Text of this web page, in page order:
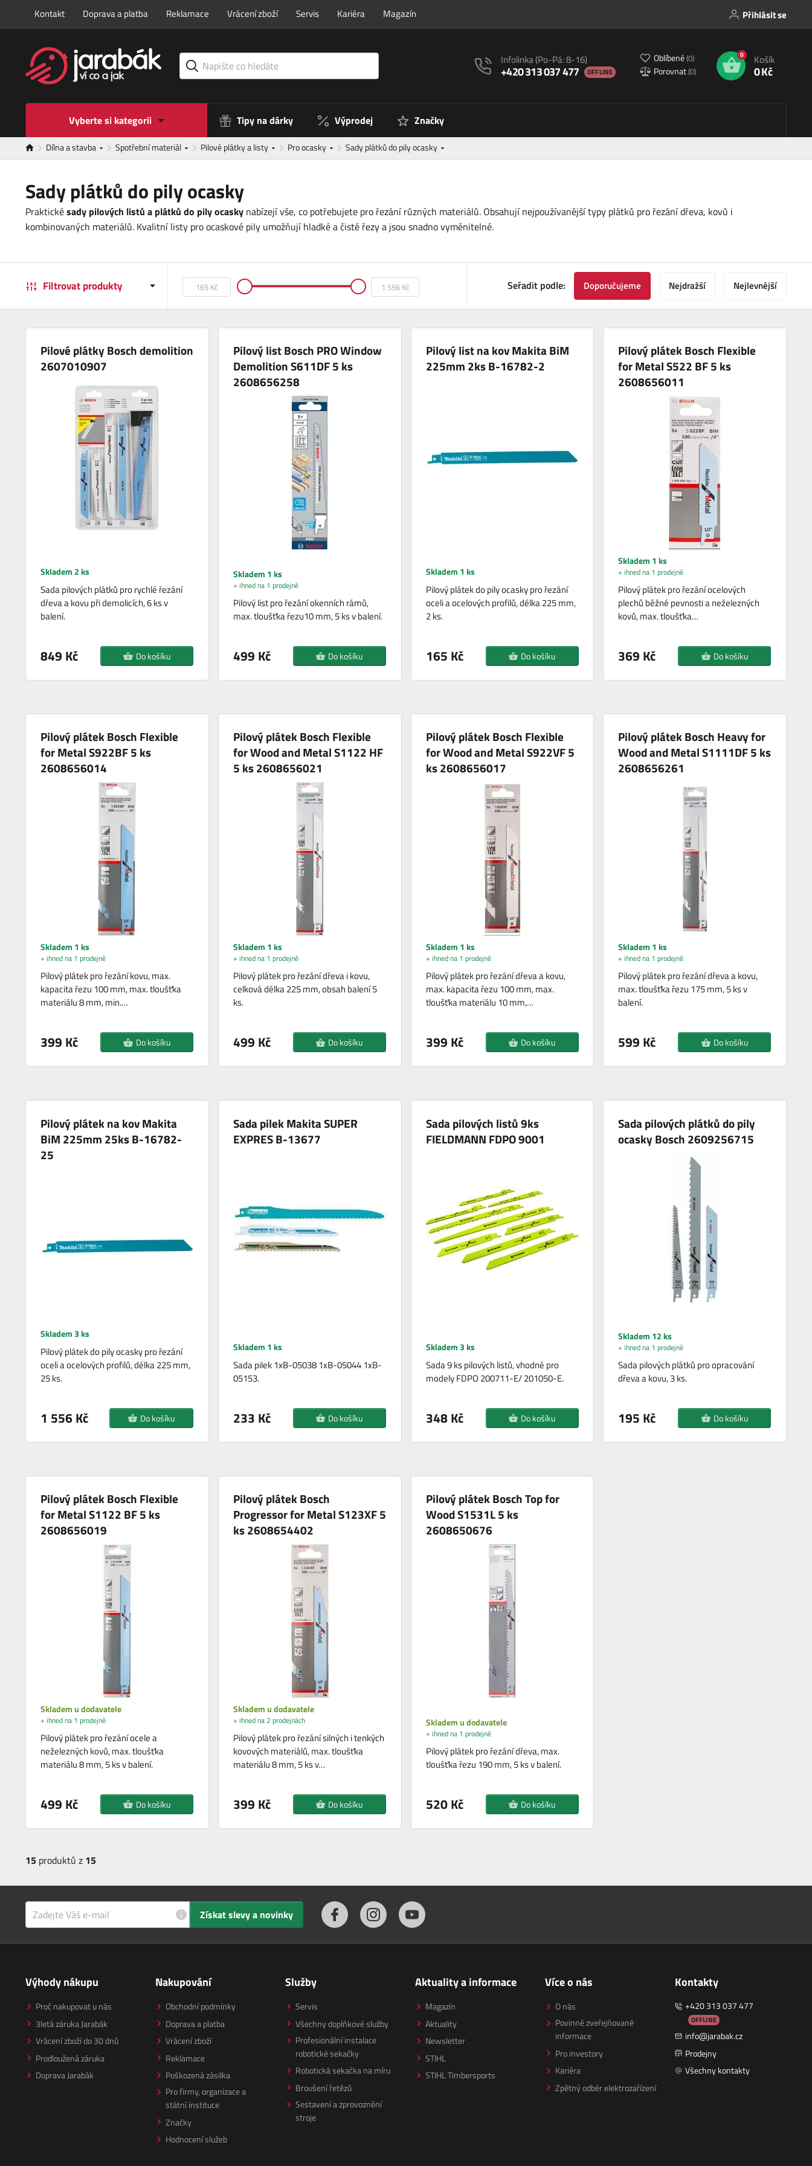
Kontakt Doprava a platba Reklamace Vrácení zboží Servis Kariéra Magazín Přihlásit se
Infolinka(Po-Pá: 8-16)
+420 313 037 477 OFFLINE
Oblíbené(0)
Porovnat(0)
0 Košík
0 Kč
Vyberte si kategorii Tipy na dárky Výprodej Značky
Dílna a stavba Spotřební materiál Pilové plátky a listy Pro ocasky Sady plátků do pily ocasky
Sady plátků do pily ocasky
Praktickésady pilových listů a plátků do pily ocasky nabízejí vše, co potřebujete pro řezání různých materiálů. Obsahují nejpoužívanější typy plátků pro řezání dřeva, kovů i
kombinovaných materiálů. Kvalitní listy pro ocaskové pily umožňují hladké a čisté řezy a jsou snadno vyměnitelné.
Filtrovat produkty Seřadit podle: Doporučujeme Nejdražší Nejlevnější
Pilové plátky Bosch demolition
2607010907
Skladem 2 ks
Sada pilových plátků pro rychlé řezání
dřeva a kovu při demolicích, 6 ks v
balení.
849 Kč Do košíku
Pilový list Bosch PRO Window
Demolition S611DF 5 ks
2608656258
Skladem 1 ks
+ ihned na 1 prodejně
Pilový list pro řezání okenních rámů,
max. tloušťka řezu10 mm, 5 ks v balení.
499 Kč Do košíku
Pilový list na kov Makita BiM
225mm 2ks B-16782-2
Skladem 1 ks
Pilový plátek do pily ocasky pro řezání
oceli a ocelových profilů, délka 225 mm,
2 ks.
165 Kč Do košíku
Pilový plátek Bosch Flexible
for Metal S522 BF 5 ks
2608656011
Skladem 1 ks
+ ihned na 1 prodejně
Pilový plátek pro řezání ocelových
plechů běžné pevnosti a neželezných
kovů, max. tloušťka…
369 Kč Do košíku
Pilový plátek Bosch Flexible
for Metal S922BF 5 ks
2608656014
Skladem 1 ks
+ ihned na 1 prodejně
Pilový plátek pro řezání kovu, max.
kapacita řezu 100 mm, max. tloušťka
materiálu 8 mm, min.…
399 Kč Do košíku
Pilový plátek Bosch Flexible
for Wood and Metal S1122 HF
5 ks 2608656021
Skladem 1 ks
+ ihned na 1 prodejně
Pilový plátek pro řezání dřeva i kovu,
celková délka 225 mm, obsah balení 5
ks.
499 Kč Do košíku
Pilový plátek Bosch Flexible
for Wood and Metal S922VF 5
ks 2608656017
Skladem 1 ks
+ ihned na 1 prodejně
Pilový plátek pro řezání dřeva a kovu,
max. kapacita řezu 100 mm, max.
tloušťka materiálu 10 mm,…
399 Kč Do košíku
Pilový plátek Bosch Heavy for
Wood and Metal S1111DF 5 ks
2608656261
Skladem 1 ks
+ ihned na 1 prodejně
Pilový plátek pro řezání dřeva a kovu,
max. tloušťka řezu 175 mm, 5 ks v
balení.
599 Kč Do košíku
Pilový plátek na kov Makita
BiM 225mm 25ks B-16782-
25
Skladem 3 ks
Pilový plátek do pily ocasky pro řezání
oceli a ocelových profilů, délka 225 mm,
25 ks.
1 556 Kč Do košíku
Sada pilek Makita SUPER
EXPRES B-13677
Skladem 1 ks
Sada pilek 1xB-05038 1xB-05044 1xB-
05153.
233 Kč Do košíku
Sada pilových listů 9ks
FIELDMANN FDPO 9001
Skladem 3 ks
Sada 9 ks pilových listů, vhodné pro
modely FDPO 200711-E/ 201050-E.
348 Kč Do košíku
Sada pilových plátků do pily
ocasky Bosch 2609256715
Skladem 12 ks
+ ihned na 1 prodejně
Sada pilových plátků pro opracování
dřeva a kovu, 3 ks.
195 Kč Do košíku
Pilový plátek Bosch Flexible
for Metal S1122 BF 5 ks
2608656019
Skladem u dodavatele
+ ihned na 1 prodejně
Pilový plátek pro řezání ocele a
neželezných kovů, max. tloušťka
materiálu 8 mm, 5 ks v balení.
499 Kč Do košíku
Pilový plátek Bosch
Progressor for Metal S123XF 5
ks 2608654402
Skladem u dodavatele
+ ihned na 2 prodejnách
Pilový plátek pro řezání silných i tenkých
kovových materiálů, max. tloušťka
materiálu 8 mm, 5 ks v…
399 Kč Do košíku
Pilový plátek Bosch Top for
Wood S1531L 5 ks
2608650676
Skladem u dodavatele
+ ihned na 1 prodejně
Pilový plátek pro řezání dřeva, max.
tloušťka řezu 190 mm, 5 ks v balení.
520 Kč Do košíku
15 produktů z 15
i Získat slevy a novinky
Výhody nákupu
Proč nakupovat u nás
3letá záruka Jarabák
Vrácení zboží do 30 dnů
Prodloužená záruka
Doprava Jarabák
Nakupování
Obchodní podmínky
Doprava a platba
Vrácení zboží
Reklamace
Poškozená zásilka
Pro firmy, organizace a
státní instituce
Značky
Hodnocení služeb
Služby
Servis
Všechny doplňkové služby
Profesionální instalace
robotické sekačky
Robotická sekačka na míru
Broušení řetězů
Sestavení a zprovoznění
stroje
Aktuality a informace
Magazín
Aktuality
Newsletter
STIHL
STIHL Timbersports
Více o nás
O nás
Povinně zveřejňované
informace
Pro investory
Kariéra
Zpětný odběr elektrozařízení
Kontakty
+420 313 037 477
OFFLINE
info@jarabak.cz
Prodejny
Všechny kontakty